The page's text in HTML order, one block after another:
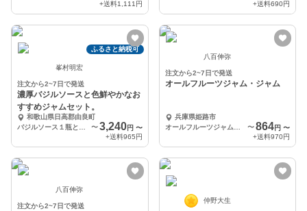
+送料1,111円
+送料690円
ふるさと納税可
峯村明宏
注文から2~7日で発送
濃厚バジルソースと色鮮やかなお
すすめジャムセット。
和歌山県日高郡由良町
〜 3,240円 〜
+送料965円
八百伸弥
注文から2~7日で発送
オールフルーツジャム・ジャム
兵庫県姫路市
〜864円 〜
+送料970円
八百伸弥
注文から2~7日で発送
仲野大生